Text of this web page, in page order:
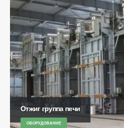
Отжиг группа печи
ОБОРУДОВАНИЕ